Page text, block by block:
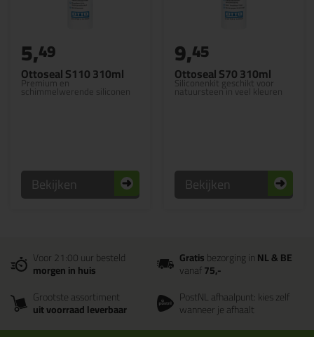
Ottoseal S110 310ml
Premium en
schimmelwerende siliconen
5,49
Bekijken
Ottoseal S70 310ml
Siliconenkit geschikt voor
natuursteen in veel kleuren
9,45
Bekijken
Voor 21:00 uur besteld
morgen in huis
Gratisbezorging inNL & BE
vanaf75,-
Grootste assortiment
uit voorraad leverbaar
PostNL afhaalpunt: kies zelf
wanneer je afhaalt